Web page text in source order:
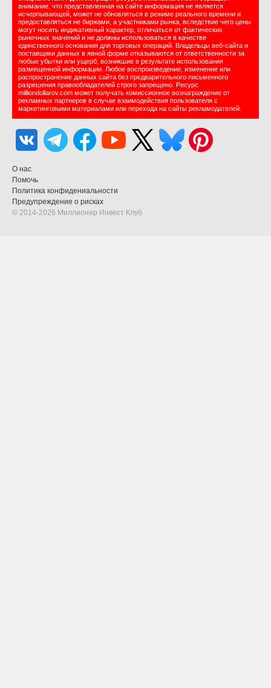
внимание, что представленная на сайте информация не является
исчерпывающей, может не обновляться в режиме реального времени и
предоставляться не биржами, а участниками рынка, вследствие чего цены
могут носить индикативный характер, отличаться от фактических
рыночных значений и не должны использоваться в качестве
единственного основания для торговых операций. Владельцы веб-сайта и
поставщики данных в явной форме отказываются от ответственности за
любые убытки или ущерб, возникшие в результате использования
размещенной информации. Любое воспроизведение, изменение или
распространение данных сайта без предварительного письменного
разрешения правообладателей строго запрещено. Ресурс
milliondollarov.com может получать комиссионное вознаграждение от
рекламных партнеров в случае взаимодействия пользователя с
маркетинговыми материалами или перехода на сайты рекламодателей.
О нас
Помочь
Политика конфидениальности
Предупреждение о рисках
© 2014-2026 Миллионер Инвест Клуб